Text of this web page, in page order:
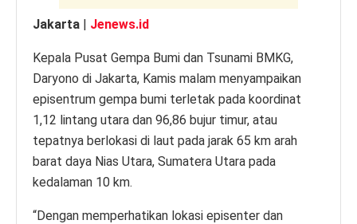
Jakarta | Jenews.id
Kepala Pusat Gempa Bumi dan Tsunami BMKG,
Daryono di Jakarta, Kamis malam menyampaikan
episentrum gempa bumi terletak pada koordinat
1,12 lintang utara dan 96,86 bujur timur, atau
tepatnya berlokasi di laut pada jarak 65 km arah
barat daya Nias Utara, Sumatera Utara pada
kedalaman 10 km.
“Dengan memperhatikan lokasi episenter dan